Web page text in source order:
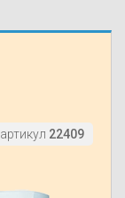
артикул 22409